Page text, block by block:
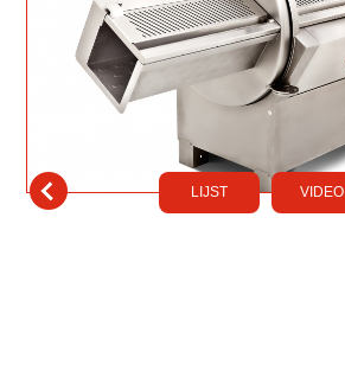
LIJST VIDEO